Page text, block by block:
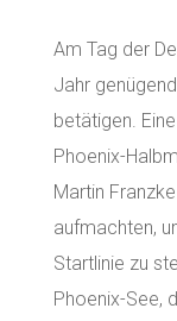
Am Tag der
Jahr
betätigen.
Phoenix-
Martin
aufmachten,
Startlinie zu
Phoenix-See,